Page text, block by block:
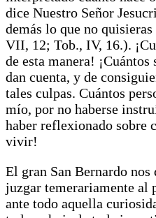
dice Nuestro Señor
demás lo que no
VII, 12; Tob., IV, 16.).
de esta manera!
dan cuenta, y de
tales culpas. Cuántos
mío, por no haberse
haber reflexionado sobre
vivir!
El gran San Bernardo
juzgar temerariamente al
ante todo aquella